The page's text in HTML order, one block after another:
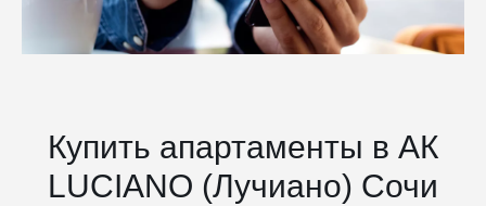
Купить апартаменты в АК
LUCIANO (Лучиано) Сочи